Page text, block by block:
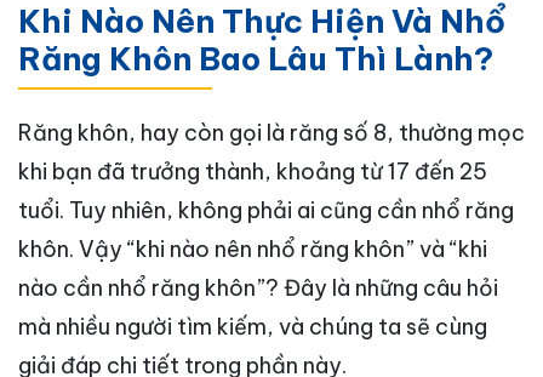
Khi Nào Nên Thực Hiện Và Nhổ
Răng Khôn Bao Lâu Thì Lành?
Răng khôn, hay còn gọi là răng số 8, thường mọc
khi bạn đã trưởng thành, khoảng từ 17 đến 25
tuổi. Tuy nhiên, không phải ai cũng cần nhổ răng
khôn. Vậy “khi nào nên nhổ răng khôn” và “khi
nào cần nhổ răng khôn”? Đây là những câu hỏi
mà nhiều người tìm kiếm, và chúng ta sẽ cùng
giải đáp chi tiết trong phần này.